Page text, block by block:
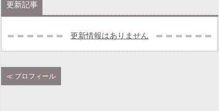
更新記事
更新情報はありません
プロフィール